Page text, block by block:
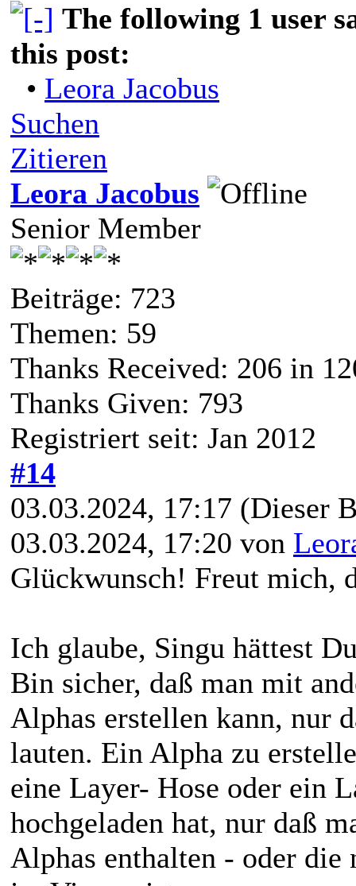
The following 1 user
this post:
• Leora Jacobus
Suchen
Zitieren
Leora Jacobus
Senior Member
Beiträge: 723
Themen: 59
Thanks Received: 206 in
Thanks Given: 793
Registriert seit: Jan 2012
#14
03.03.2024, 17:17 (Dieser
03.03.2024, 17:20 von
Glückwunsch! Freut mich,
Ich glaube, Singu hättest
Bin sicher, daß man mit
Alphas erstellen kann, nur
lauten. Ein Alpha zu
eine Layer- Hose oder ein
hochgeladen hat, nur daß
Alphas enthalten - oder